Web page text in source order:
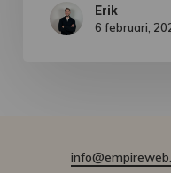
Erik
6 februari,